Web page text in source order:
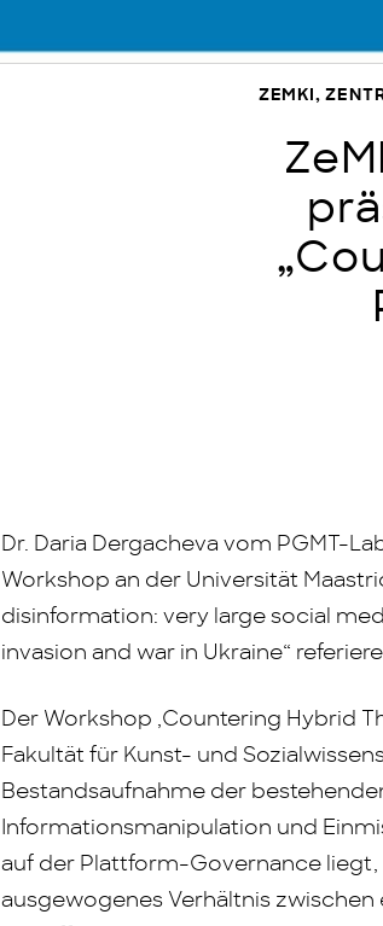
ZEMKI,
Dr. Daria Dergacheva vom PGMT-
Workshop an der Universität
disinformation: very large social
invasion and war in Ukraine“
Der Workshop ‚Countering Hybrid
Fakultät für Kunst- und
Bestandsaufnahme der
Informationsmanipulation und
auf der Plattform-Governance liegt,
ausgewogenes Verhältnis